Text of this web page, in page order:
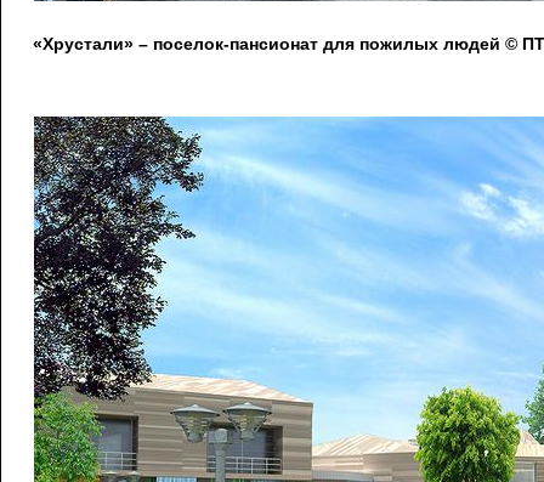
«Хрустали» – поселок-пансионат для пожилых людей ©